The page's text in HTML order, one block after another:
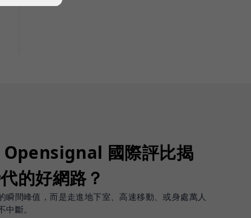
Opensignal 國際評比揭
的好網路？
間峰值，而是走進地下室、高速移動、或身處萬人
斷。